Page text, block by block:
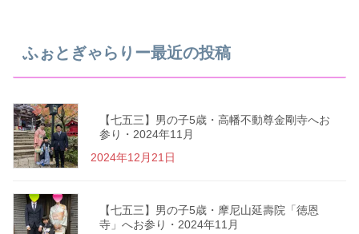
ふぉとぎゃらりー最近の投稿
【七五三】男の子5歳・高幡不動尊金剛寺へお
参り・2024年11月
2024年12月21日
【七五三】男の子5歳・摩尼山延壽院「徳恩
寺」へお参り・2024年11月